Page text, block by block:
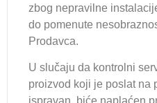
zbog nepravilne
do pomenute
Prodavca.
U slučaju da kontrolni
proizvod koji je poslat na